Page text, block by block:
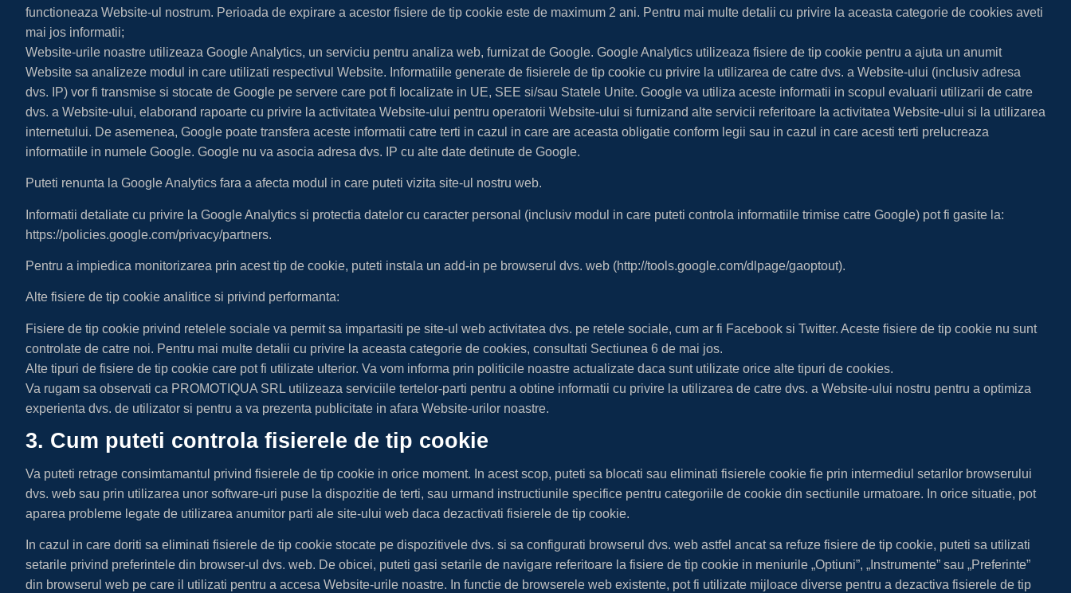
functioneaza Website-ul nostrum. Perioada de expirare a acestor fisiere de tip cookie este de maximum 2 ani. Pentru mai multe detalii cu privire la aceasta categorie de cookies aveti
mai jos informatii;
Website-urile noastre utilizeaza Google Analytics, un serviciu pentru analiza web, furnizat de Google. Google Analytics utilizeaza fisiere de tip cookie pentru a ajuta un anumit
Website sa analizeze modul in care utilizati respectivul Website. Informatiile generate de fisierele de tip cookie cu privire la utilizarea de catre dvs. a Website-ului (inclusiv adresa
dvs. IP) vor fi transmise si stocate de Google pe servere care pot fi localizate in UE, SEE si/sau Statele Unite. Google va utiliza aceste informatii in scopul evaluarii utilizarii de catre
dvs. a Website-ului, elaborand rapoarte cu privire la activitatea Website-ului pentru operatorii Website-ului si furnizand alte servicii referitoare la activitatea Website-ului si la utilizarea
internetului. De asemenea, Google poate transfera aceste informatii catre terti in cazul in care are aceasta obligatie conform legii sau in cazul in care acesti terti prelucreaza
informatiile in numele Google. Google nu va asocia adresa dvs. IP cu alte date detinute de Google.
Puteti renunta la Google Analytics fara a afecta modul in care puteti vizita site-ul nostru web.
Informatii detaliate cu privire la Google Analytics si protectia datelor cu caracter personal (inclusiv modul in care puteti controla informatiile trimise catre Google) pot fi gasite la:
https://policies.google.com/privacy/partners.
Pentru a impiedica monitorizarea prin acest tip de cookie, puteti instala un add-in pe browserul dvs. web (http://tools.google.com/dlpage/gaoptout).
Alte fisiere de tip cookie analitice si privind performanta:
Fisiere de tip cookie privind retelele sociale va permit sa impartasiti pe site-ul web activitatea dvs. pe retele sociale, cum ar fi Facebook si Twitter. Aceste fisiere de tip cookie nu sunt
controlate de catre noi. Pentru mai multe detalii cu privire la aceasta categorie de cookies, consultati Sectiunea 6 de mai jos.
Alte tipuri de fisiere de tip cookie care pot fi utilizate ulterior. Va vom informa prin politicile noastre actualizate daca sunt utilizate orice alte tipuri de cookies.
Va rugam sa observati ca PROMOTIQUA SRL utilizeaza serviciile tertelor-parti pentru a obtine informatii cu privire la utilizarea de catre dvs. a Website-ului nostru pentru a optimiza
experienta dvs. de utilizator si pentru a va prezenta publicitate in afara Website-urilor noastre.
3. Cum puteti controla fisierele de tip cookie
Va puteti retrage consimtamantul privind fisierele de tip cookie in orice moment. In acest scop, puteti sa blocati sau eliminati fisierele cookie fie prin intermediul setarilor browserului
dvs. web sau prin utilizarea unor software-uri puse la dispozitie de terti, sau urmand instructiunile specifice pentru categoriile de cookie din sectiunile urmatoare. In orice situatie, pot
aparea probleme legate de utilizarea anumitor parti ale site-ului web daca dezactivati fisierele de tip cookie.
In cazul in care doriti sa eliminati fisierele de tip cookie stocate pe dispozitivele dvs. si sa configurati browserul dvs. web astfel ancat sa refuze fisiere de tip cookie, puteti sa utilizati
setarile privind preferintele din browser-ul dvs. web. De obicei, puteti gasi setarile de navigare referitoare la fisiere de tip cookie in meniurile „Optiuni”, „Instrumente” sau „Preferinte”
din browserul web pe care il utilizati pentru a accesa Website-urile noastre. In functie de browserele web existente, pot fi utilizate mijloace diverse pentru a dezactiva fisierele de tip